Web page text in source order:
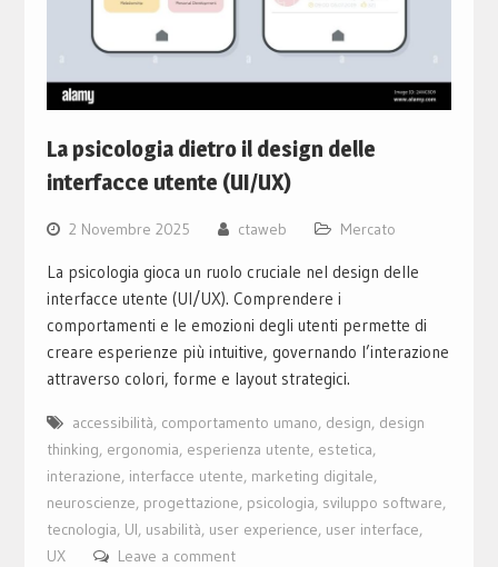
La psicologia dietro il design delle
interfacce utente (UI/UX)
2 Novembre 2025 ctaweb Mercato
La psicologia gioca un ruolo cruciale nel design delle
interfacce utente (UI/UX). Comprendere i
comportamenti e le emozioni degli utenti permette di
creare esperienze più intuitive, governando l’interazione
attraverso colori, forme e layout strategici.
accessibilità, comportamento umano, design, design
thinking, ergonomia, esperienza utente, estetica,
interazione, interfacce utente, marketing digitale,
neuroscienze, progettazione, psicologia, sviluppo software,
tecnologia, UI, usabilità, user experience, user interface,
UX
Leave a comment